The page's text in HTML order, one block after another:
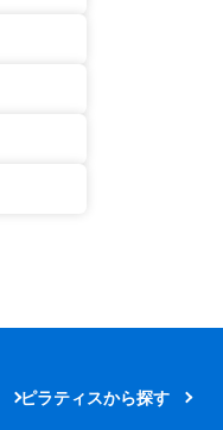
ピラティスから探す